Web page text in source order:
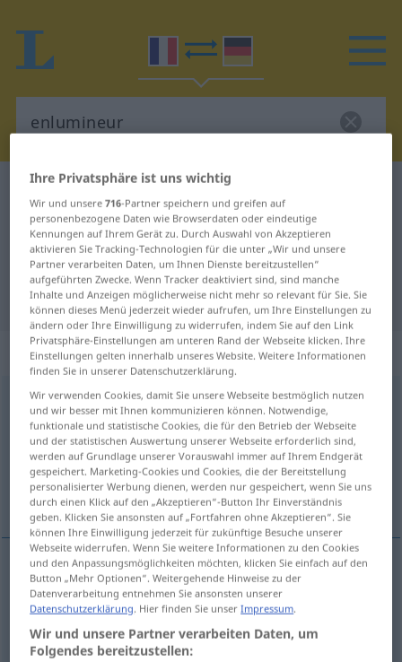
Französisch-Deutsch Wörterbuch
Französisch-Deutsch Übersetzung
für "enlumineur"
"enlumineur" Deutsch Übersetzung
„enlumineur“: masculin
enlumineur [ɑ̃lyminœʀ]m,enlumineusef
Übersicht aller Übersetzungen
(Für mehr Details die Übersetzung anklicken/antippen)
Buchmalerin, Miniaturmalerin, Illuminator
Buchmaler(in)m(f) enlumineur
Miniaturmaler(in)m(f) enlumineur
Ihre Privatsphäre ist uns wichtig
Wir und unsere716-Partner speichern und greifen auf
personenbezogene Daten wie Browserdaten oder eindeutige
Kennungen auf Ihrem Gerät zu. Durch Auswahl von Akzeptieren
aktivieren Sie Tracking-Technologien für die unter „Wir und unsere
Partner verarbeiten Daten, um Ihnen Dienste bereitzustellen“
aufgeführten Zwecke. Wenn Tracker deaktiviert sind, sind manche
Inhalte und Anzeigen möglicherweise nicht mehr so relevant für Sie. Sie
können dieses Menü jederzeit wieder aufrufen, um Ihre Einstellungen zu
ändern oder Ihre Einwilligung zu widerrufen, indem Sie auf den Link
Privatsphäre-Einstellungen am unteren Rand der Webseite klicken. Ihre
Einstellungen gelten innerhalb unseres Website. Weitere Informationen
finden Sie in unserer Datenschutzerklärung.
Wir verwenden Cookies, damit Sie unsere Webseite bestmöglich nutzen
und wir besser mit Ihnen kommunizieren können. Notwendige,
funktionale und statistische Cookies, die für den Betrieb der Webseite
und der statistischen Auswertung unserer Webseite erforderlich sind,
werden auf Grundlage unserer Vorauswahl immer auf Ihrem Endgerät
gespeichert. Marketing-Cookies und Cookies, die der Bereitstellung
personalisierter Werbung dienen, werden nur gespeichert, wenn Sie uns
durch einen Klick auf den „Akzeptieren“-Button Ihr Einverständnis
geben. Klicken Sie ansonsten auf „Fortfahren ohne Akzeptieren“. Sie
können Ihre Einwilligung jederzeit für zukünftige Besuche unserer
Webseite widerrufen. Wenn Sie weitere Informationen zu den Cookies
und den Anpassungsmöglichkeiten möchten, klicken Sie einfach auf den
Button „Mehr Optionen“. Weitergehende Hinweise zu der
Datenverarbeitung entnehmen Sie ansonsten unserer
Datenschutzerklärung. Hier finden Sie unserImpressum.
Wir und unsere Partner verarbeiten Daten, um
Folgendes bereitzustellen: